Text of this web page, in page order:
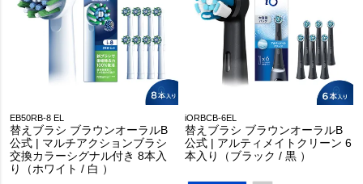
EB50RB-8 EL
替えブラシ ブラウンオーラルB
公式 | マルチアクションブラシ
交換カラーシグナル付き 8本入
り（ホワイト / 白 ）
iORBCB-6EL
替えブラシ ブラウンオーラルB
公式 | アルティメイトクリーン 6
本入り（ブラック / 黒 ）